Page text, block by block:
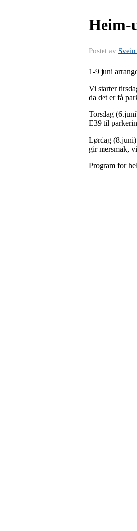
Heim-
Postet av
1-9 juni
Vi starter
da det er få
Torsdag
E39 til
Lørdag (8.juni)
gir mersmak,
Program for